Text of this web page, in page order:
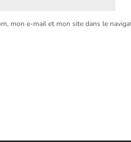
mon e-mail et mon site dans le